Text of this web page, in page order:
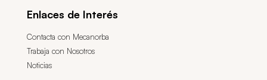
Enlaces de Interés
Contacta con Mecanorba
Trabaja con Nosotros
Noticias